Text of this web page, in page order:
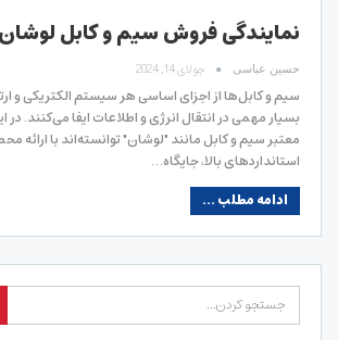
نمایندگی فروش سیم و کابل لوشان
حسین عباسی جولای 14, 2024
سیم و کابل‌ها از اجزای اساسی هر سیستم الکتریکی و
بسیار مهمی در انتقال انرژی و اطلاعات ایفا می‌کنند. در
معتبر سیم و کابل مانند "لوشان" توانسته‌اند با ارائه
استانداردهای بالا، جایگاه…
ادامه مطلب ...